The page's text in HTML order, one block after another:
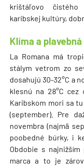
krištáľovo čistého
karibskej kultúry,
Klíma a
La Romana má
stálym vetrom zo
dosahujú 30-32°C a
klesnú na 28°C
Karibskom mori sa
(september). Pre
novembra (najmä
poobedné búrky, i
Obdobie s
marca a to je